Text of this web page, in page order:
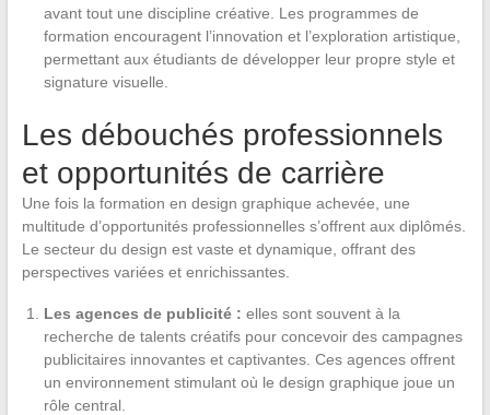
avant tout une discipline créative. Les programmes de
formation encouragent l’innovation et l’exploration artistique,
permettant aux étudiants de développer leur propre style et
signature visuelle.
Les débouchés professionnels
et opportunités de carrière
Une fois la formation en design graphique achevée, une
multitude d’opportunités professionnelles s’offrent aux diplômés.
Le secteur du design est vaste et dynamique, offrant des
perspectives variées et enrichissantes.
Les agences de publicité : elles sont souvent à la
recherche de talents créatifs pour concevoir des campagnes
publicitaires innovantes et captivantes. Ces agences offrent
un environnement stimulant où le design graphique joue un
rôle central.